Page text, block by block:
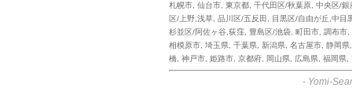
札幌市 仙台市 東京都 千代田区/秋葉原 中央区/銀
区/上野,浅草 品川区/五反田
目黒区/自由が丘,中目
杉並区/阿佐ヶ谷,荻窪
豊島区/池袋 町田市 調布市
相模原市 埼玉県 千葉県 新潟県 名古屋市 静岡県
橋 神戸市 姫路市 京都府 岡山県 広島県 福岡県
- Yomi-